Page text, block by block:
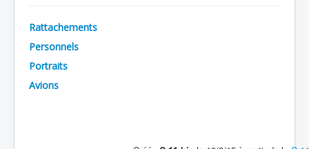
Avions
Personnels
Rattachements
Personnels
Portraits
Avions